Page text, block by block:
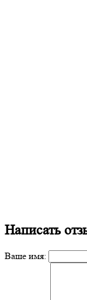
Написать
Ваше имя: